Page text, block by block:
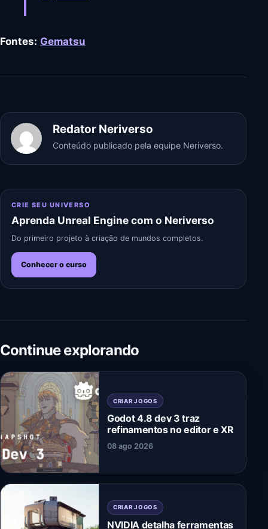
Fontes: Gematsu
Redator Neriverso
Conteúdo publicado pela equipe Neriverso.
CRIE SEU UNIVERSO
Aprenda Unreal Engine com o Neriverso
Do primeiro projeto à criação de mundos completos.
Conhecer o curso
Continue explorando
CRIAR JOGOS
Godot 4.8 dev 3 traz
refinamentos no editor e XR
08 ago 2026
CRIAR JOGOS
NVIDIA detalha ferramentas